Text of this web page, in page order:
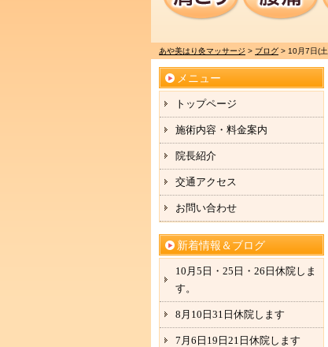
あや美はり灸マッサージ > ブログ > 10月7日(
メニュー
トップページ
施術内容・料金案内
院長紹介
交通アクセス
お問い合わせ
新着情報＆ブログ
10月5日・25日・26日休院しま
す。
8月10日31日休院します
7月6日19日21日休院します